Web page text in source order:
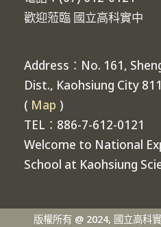
歡迎蒞臨 國立高科實中
Address：No. 161,
Dist., Kaohsiung City
( Map )
TEL：886-7-612-0121
Welcome to National
School at Kaohsiung
版權所有 @ 2024, 國立高科